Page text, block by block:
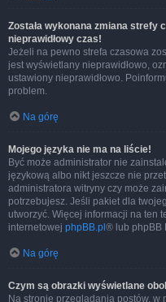
Została wykonana zmiana strefy
nieprawidłowy czas!
Jeżeli na pewno strefa czasowa
jest wyświetlany nieprawidłowo,
ustawiony nieprawidłowo.
problem.
Na górę
Mojego języka nie ma na liście!
Być może administrator nie
językową albo nikt jeszcze nie
administratora witryny czy może
potrzebujesz. Jeśli pakiet dla
utworzyć. Więcej informacji na ten
internetowej phpBB.pl ® lub phpBB
Na górę
Czym są obrazki wyświetlane
Na stronie przeglądania postów,